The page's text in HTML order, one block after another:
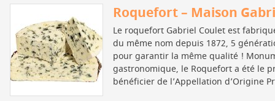
Roquefort – Maison
Le roquefort Gabriel Coulet est
du même nom depuis 1872, 5
pour garantir la même qualité !
gastronomique, le Roquefort a été le
bénéficier de l’Appellation d’Origine